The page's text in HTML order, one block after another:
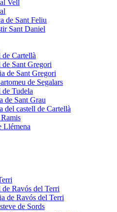
Vell
de Sant Feliu
Sant Daniel
de Cartellà
de Sant Gregori
de Sant Gregori
de Segalars
de Tudela
de Sant Grau
del castell de Cartellà
Llémena
de Ravós del Terri
de Ravós del Terri
de Sords